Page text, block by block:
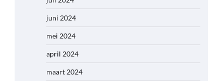
juni 2024
mei 2024
april 2024
maart 2024